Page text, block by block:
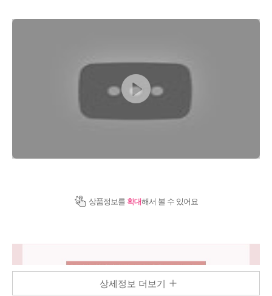
상품정보를 확대해서 볼 수 있어요
상세정보 더보기